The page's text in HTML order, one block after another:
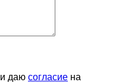
и даю согласие на